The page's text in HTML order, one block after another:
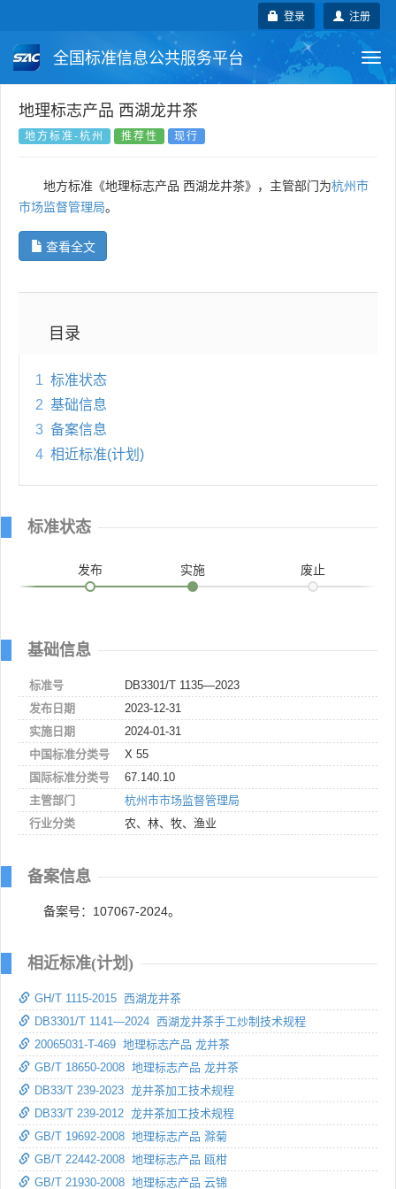
注册
登录
全国标准信息公共服务平台
国家标准 行业标准
国外标准 技术委员会
地理标志产品 西湖龙井茶
地方标准-杭州 推荐性 现行
地方标准《地理标志产品 西湖龙井茶》，主管部门为杭州市
市场监督管理局。
查看全文
目录
1 标准状态
2 基础信息
3 备案信息
4 相近标准(计划)
标准状态
发布 实施 废止
基础信息
标准号
DB3301/T 1135—2023
发布日期
2023-12-31
实施日期
2024-01-31
中国标准分类号
X 55
国际标准分类号
67.140.10
主管部门
杭州市市场监督管理局
行业分类
农、林、牧、渔业
备案信息
备案号：107067-2024。
相近标准(计划)
GH/T 1115-2015 西湖龙井茶
DB3301/T 1141—2024 西湖龙井茶手工炒制技术规程
20065031-T-469 地理标志产品 龙井茶
GB/T 18650-2008 地理标志产品 龙井茶
DB33/T 239-2023 龙井茶加工技术规程
DB33/T 239-2012 龙井茶加工技术规程
GB/T 19692-2008 地理标志产品 滁菊
GB/T 22442-2008 地理标志产品 瓯柑
GB/T 21930-2008 地理标志产品 云锦